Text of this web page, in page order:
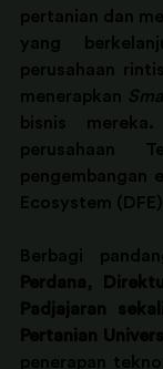
pertanian dan
yang
perusahaan
menerapkan
bisnis
perusahaan
pengembangan
Ecosystem
Berbagi
Perdana,
Padjajaran
Pertanian
penerapan